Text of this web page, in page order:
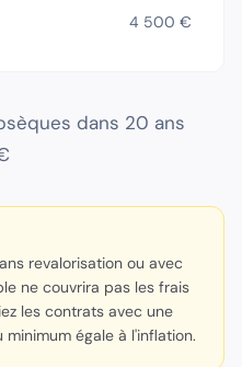
4 500 €
dans 20 ans
revalorisation ou avec
ne couvrira pas les frais
les contrats avec une
égale à l'inflation.